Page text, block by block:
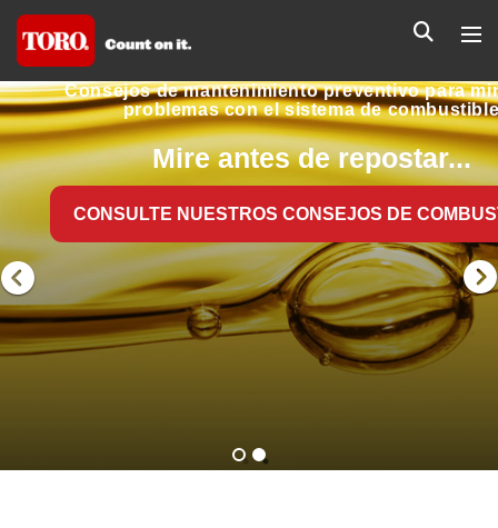
para minimizar
COMBUSTIBLE
con la potencia de una batería de 60 V
NO TEMA NINGUNA
TORMENTA
Le tenemos cubierto cuando el camino está
por la nieve. Esté preparado con un soplador
a batería de 60 V de Toro.